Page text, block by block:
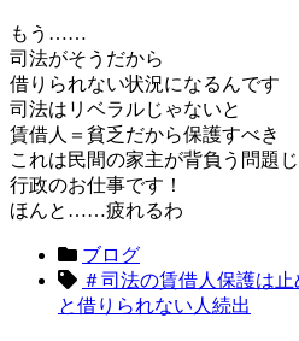
もう……
司法がそうだから
借りられない状況になるんです
司法はリベラルじゃないと
賃借人＝貧乏だから保護すべき
これは民間の家主が背負う問題
行政のお仕事です！
ほんと……疲れるわ
ブログ
＃司法の賃借人保護は
と借りられない人続出